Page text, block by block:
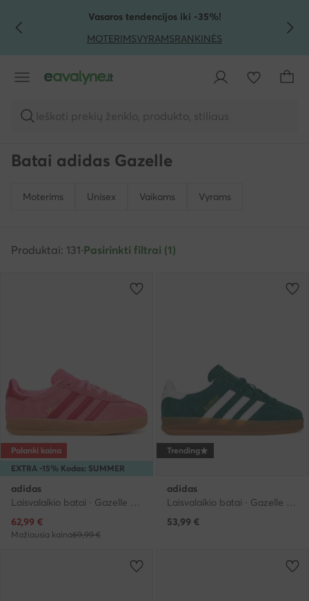
PEREITI PRIE PAGRINDINIO TURINIO
PEREITI Į PAIEŠKĄVasaros tendencijos iki -35%!
MOTERIMSVYRAMSRANKINĖS
Ieškoti prekių ženklo, produkto, stiliaus
Batai adidas Gazelle
Moterims Unisex Vaikams Vyrams
Produktai: 131·Pasirinkti filtrai (1)
EXTRA -15% Kodas: SUMMER
Palanki kaina
adidas
Laisvalaikio batai · Gazelle · Rožinė
Dabartinė kaina
62,99 €
Mažiausia kaina69,99 €
Trending
adidas
Laisvalaikio batai · Gazelle · Žalia
53,99 €